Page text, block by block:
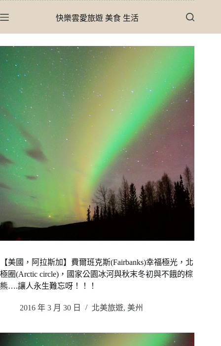
至
內
快樂雲愛旅遊 美食 生活
【美國，阿拉斯加】費爾班克斯(Fairbanks)幸福極光，北
極圈(Arctic circle)，國家公園冰河與秋末冬初與不餓的棕
熊….讓人永生難忘呀！！！
2016 年 3 月 30 日 北美旅遊, 美州